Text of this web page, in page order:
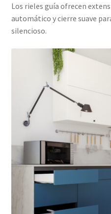
Los rieles guía ofrecen
automático y cierre suave
silencioso.